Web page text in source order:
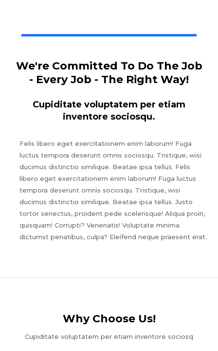
We're Committed To Do The Job
- Every Job - The Right Way!
Cupiditate voluptatem per etiam
inventore sociosqu.
Felis libero eget exercitationem enim laborum! Fuga
luctus tempora deserunt omnis sociosqu. Tristique, wisi
ducimus distinctio similique. Beatae ipsa tellus. Felis
libero eget exercitationem enim laborum! Fuga luctus
tempora deserunt omnis sociosqu. Tristique, wisi
ducimus distinctio similique. Beatae ipsa tellus. Justo
tortor senectus, proident pede scelerisque! Aliqua proin,
quisquam! Corrupti? Venenatis! Voluptate minima
dictumst penatibus, culpa? Eleifend neque praesent erat.
Why Choose Us!​
Cupiditate voluptatem per etiam inventore sociosq